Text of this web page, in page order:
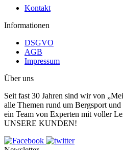
Kontakt
Informationen
DSGVO
AGB
Impressum
Über uns
Seit fast 30 Jahren sind wir von
alle Themen rund um Bergsport
ein Team von Experten mit voller
UNSERE KUNDEN!